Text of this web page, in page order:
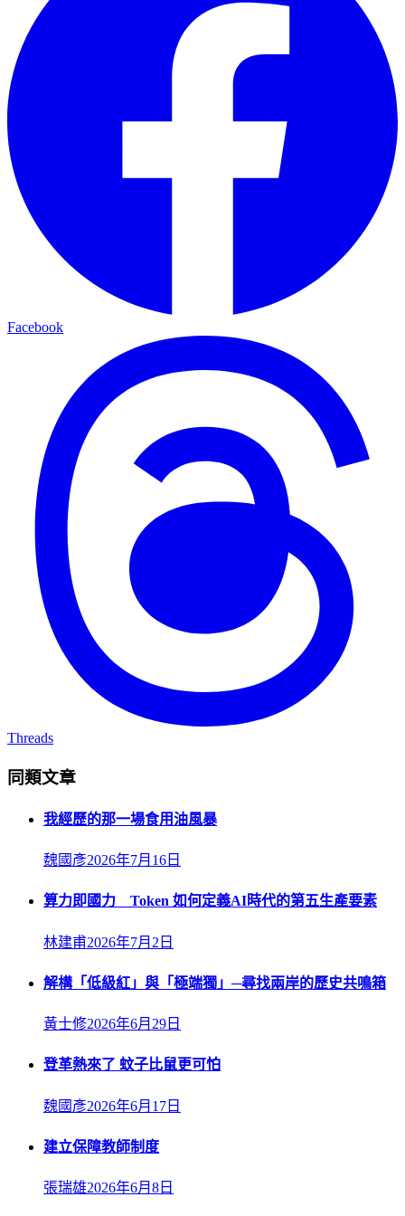
Facebook
Threads
同類文章
我經歷的那一場食用油風暴
魏國彥2026年7月16日
算力即國力 Token 如何定義AI時代的第五生產要素
林建甫2026年7月2日
解構「低級紅」與「極端獨」─尋找兩岸的歷史共鳴箱
黃士修2026年6月29日
登革熱來了 蚊子比鼠更可怕
魏國彥2026年6月17日
建立保障教師制度
張瑞雄2026年6月8日